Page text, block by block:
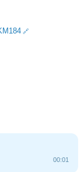
00:01